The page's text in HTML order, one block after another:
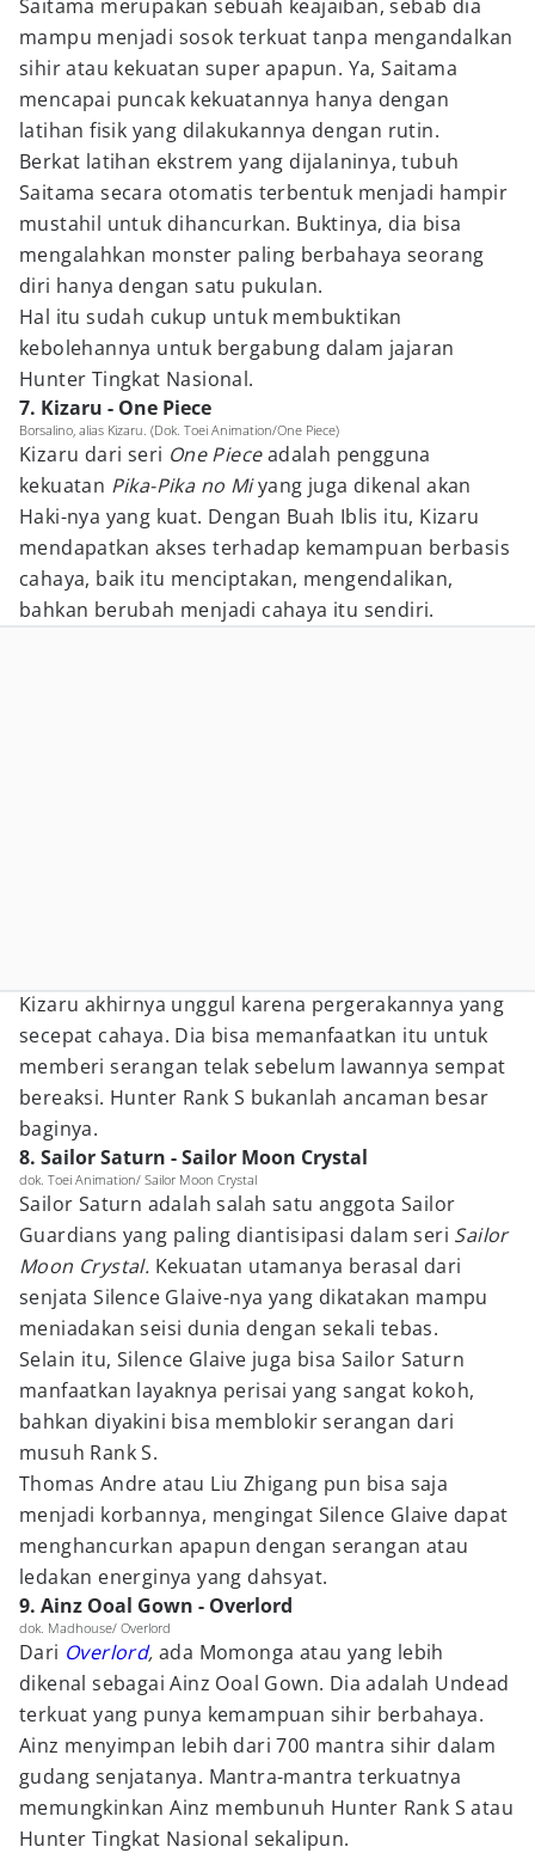
Saitama merupakan sebuah keajaiban, sebab dia
mampu menjadi sosok terkuat tanpa mengandalkan
sihir atau kekuatan super apapun. Ya, Saitama
mencapai puncak kekuatannya hanya dengan
latihan fisik yang dilakukannya dengan rutin.
Berkat latihan ekstrem yang dijalaninya, tubuh
Saitama secara otomatis terbentuk menjadi hampir
mustahil untuk dihancurkan. Buktinya, dia bisa
mengalahkan monster paling berbahaya seorang
diri hanya dengan satu pukulan.
Hal itu sudah cukup untuk membuktikan
kebolehannya untuk bergabung dalam jajaran
Hunter Tingkat Nasional.
7. Kizaru - One Piece
Borsalino, alias Kizaru. (Dok. Toei Animation/One Piece)
Kizaru dari seri One Pieceadalah pengguna
kekuatan Pika-Pika no Miyang juga dikenal akan
Haki-nya yang kuat. Dengan Buah Iblis itu, Kizaru
mendapatkan akses terhadap kemampuan berbasis
cahaya, baik itu menciptakan, mengendalikan,
bahkan berubah menjadi cahaya itu sendiri.
Kizaru akhirnya unggul karena pergerakannya yang
secepat cahaya. Dia bisa memanfaatkan itu untuk
memberi serangan telak sebelum lawannya sempat
bereaksi. Hunter Rank S bukanlah ancaman besar
baginya.
8. Sailor Saturn - Sailor Moon Crystal
dok. Toei Animation/ Sailor Moon Crystal
Sailor Saturn adalah salah satu anggota Sailor
Guardians yang paling diantisipasi dalam seri Sailor
Moon Crystal. Kekuatan utamanya berasal dari
senjata Silence Glaive-nya yang dikatakan mampu
meniadakan seisi dunia dengan sekali tebas.
Selain itu, Silence Glaive juga bisa Sailor Saturn
manfaatkan layaknya perisai yang sangat kokoh,
bahkan diyakini bisa memblokir serangan dari
musuh Rank S.
Thomas Andre atau Liu Zhigang pun bisa saja
menjadi korbannya, mengingat Silence Glaive dapat
menghancurkan apapun dengan serangan atau
ledakan energinya yang dahsyat.
9. Ainz Ooal Gown - Overlord
dok. Madhouse/ Overlord
Dari Overlord,ada Momonga atau yang lebih
dikenal sebagai Ainz Ooal Gown. Dia adalah Undead
terkuat yang punya kemampuan sihir berbahaya.
Ainz menyimpan lebih dari 700 mantra sihir dalam
gudang senjatanya. Mantra-mantra terkuatnya
memungkinkan Ainz membunuh Hunter Rank S atau
Hunter Tingkat Nasional sekalipun.